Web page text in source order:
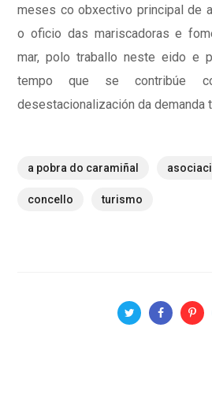
meses co obxectivo principal de
o oficio das mariscadoras e
mar, polo traballo neste eido e
tempo que se contribúe
desestacionalización da demanda
a pobra do caramiñal
concello turismo